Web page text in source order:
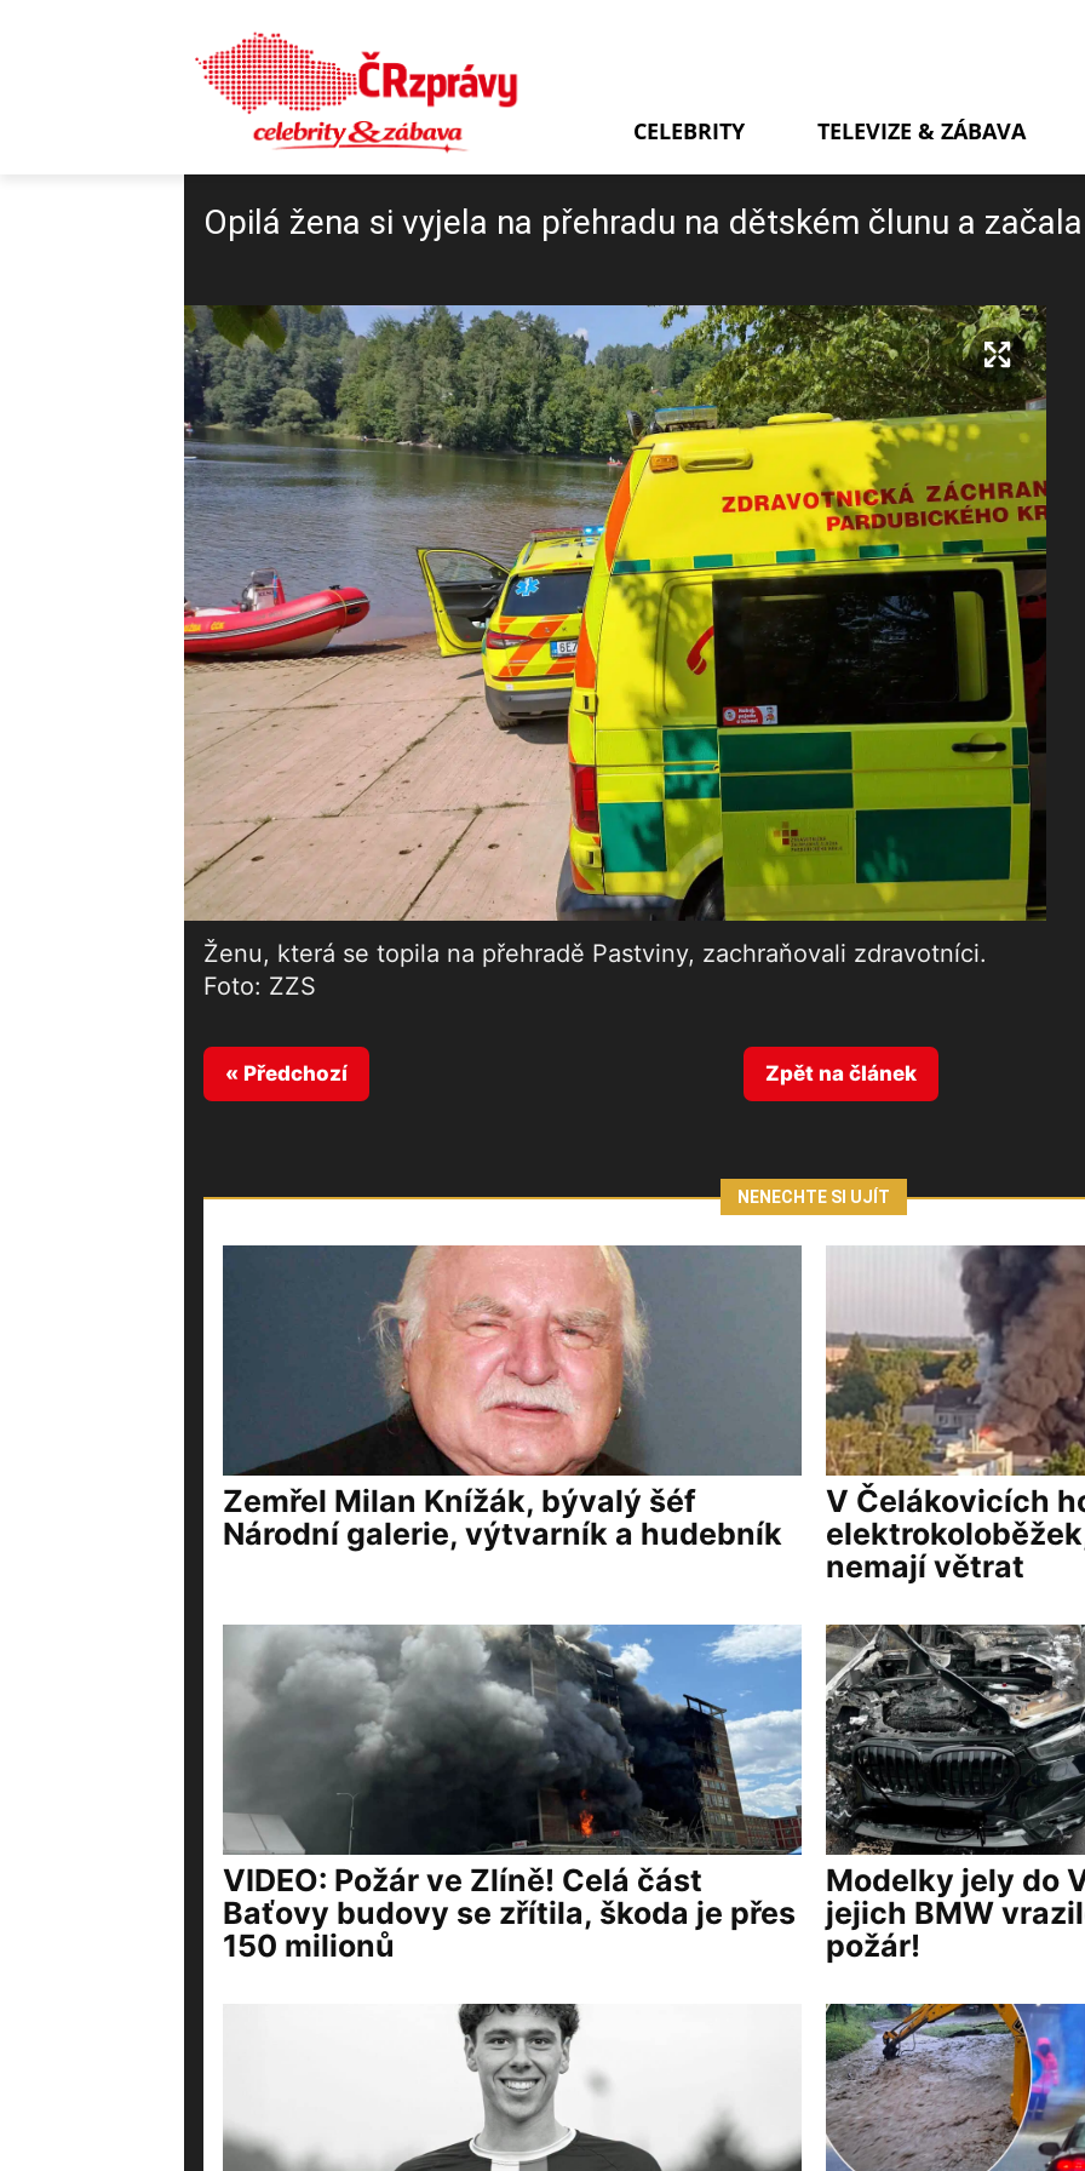
CELEBRITY TELEVIZE & ZÁBAVA
Opilá žena si vyjela na přehradu na dětském člunu a začala
Ženu, která se topila na přehradě Pastviny, zachraňovali zdravotníci.
Foto: ZZS
« Předchozí Zpět na článek
NENECHTE SI UJÍT
Zemřel Milan Knížák, bývalý šéf
Národní galerie, výtvarník a hudebník
V Čelákovicích
nemají větrat
VIDEO: Požár ve Zlíně! Celá část
Baťovy budovy se zřítila, škoda je přes
150 milionů
Modelky jely do
jejich BMW
požár!